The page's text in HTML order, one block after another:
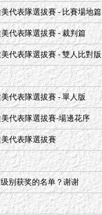
代表隊選拔賽 - 比賽場地篇
代表隊選拔賽 - 裁判篇
代表隊選拔賽 - 雙人比對版
代表隊選拔賽 - 單人版
代表隊選拔賽-場邊花序
代表隊選拔賽
别获奖的名单？谢谢